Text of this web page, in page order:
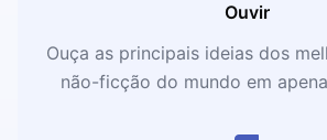
Ouvir
Ouça as principais ideias dos
não-ficção do mundo em